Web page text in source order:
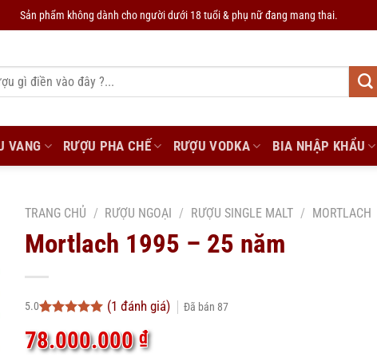
Sản phẩm không dành cho người dưới 18 tuổi & phụ nữ đang mang thai.
VANG RƯỢU PHA CHẾ RƯỢU VODKA BIA NHẬP KHẨU
TRANG CHỦ / RƯỢU NGOẠI / RƯỢU SINGLE MALT / MORTLACH
Mortlach 1995 – 25 năm
5.0
dựa trên
đánh giá
(1 đánh giá) Đã bán 87
78.000.000₫